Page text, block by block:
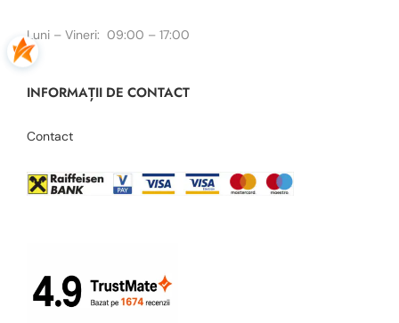
Luni – Vineri: 09:00 – 17:00
INFORMAȚII DE CONTACT
Contact